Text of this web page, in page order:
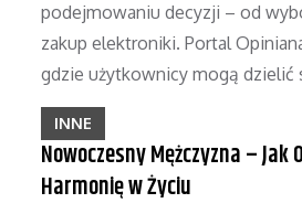
podejmowaniu decyzji – od
zakup elektroniki. Portal
gdzie użytkownicy mogą dzielić
INNE
Nowoczesny Mężczyzna – Jak
Harmonię w Życiu